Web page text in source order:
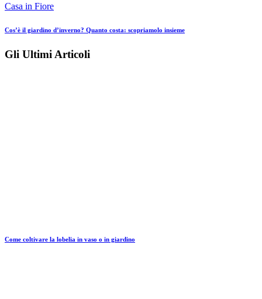
Casa in Fiore
Cos’è il giardino d’inverno? Quanto costa: scopriamolo insieme
Gli Ultimi Articoli
Come coltivare la lobelia in vaso o in giardino